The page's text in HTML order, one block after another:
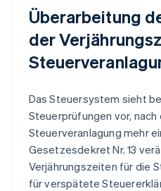
Überarbeitung
der
Das Steuersystem sieht
Steuerprüfungen vor,
Steuerveranlagung mehr
Gesetzesdekret Nr. 13
Verjährungszeiten für die
für verspätete